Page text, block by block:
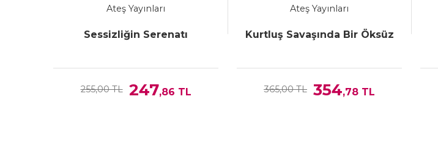
Ateş Yayınları
Sessizliğin Serenatı
255,00 TL 247,86 TL
Ateş Yayınları
Kurtluş Savaşında Bir Öksüz
365,00 TL 354,78 TL